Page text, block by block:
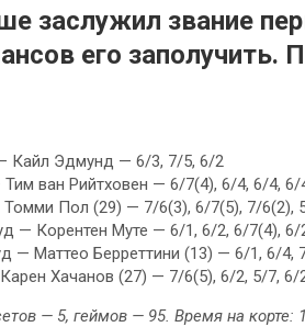
Кайл Эдмунд — 6/3, 7/5, 6/2
ван Рийтховен — 6/7(4), 6/4, 6/4, 6/
Пол (29) — 7/6(3), 6/7(5), 7/6(2),
— Корентен Муте — 6/1, 6/2, 6/7(4), 6/
— Маттео Берреттини (13) — 6/1, 6/4,
Хачанов (27) — 7/6(5), 6/2, 5/7, 6/
— 5, геймов — 95. Время на корте: